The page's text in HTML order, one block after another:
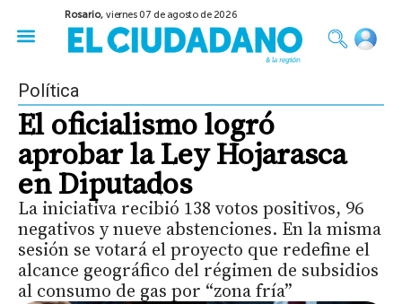
Rosario,viernes 07 de agosto de 2026
Política
El oficialismo logró
aprobar la Ley Hojarasca
en Diputados
La iniciativa recibió 138 votos positivos, 96
negativos y nueve abstenciones. En la misma
sesión se votará el proyecto que redefine el
alcance geográfico del régimen de subsidios
al consumo de gas por “zona fría”